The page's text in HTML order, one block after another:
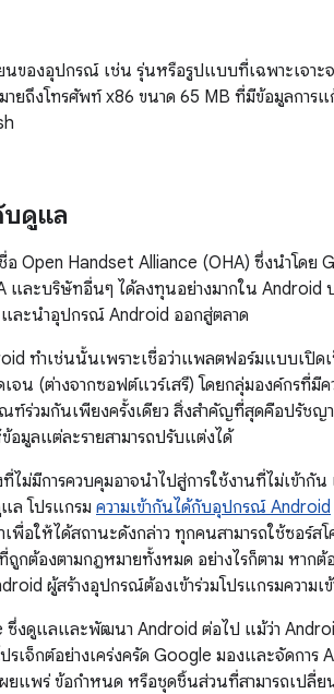
นของอุปกรณ์ เช่น รุ่นหรือรูปแบบที่เฉพาะเจาะ
ายถึงโทรศัพท์ x86 ขนาด 65 MB ที่มีข้อมูลการ
บดูแล
Open Handset Alliance (OHA) ซึ่งนำโดย
และบริษัทอื่นๆ ได้ลงทุนอย่างมากใน Android
ละนำอุปกรณ์ Android ออกสู่ตลาด
ทำเช่นนั้นเพราะเชื่อว่าแพลตฟอร์มแบบเปิด
จน (ต่างจากซอฟต์แวร์เสรี) โดยกลุ่มองค์กรที่มีค
ฑ์ร่วมกันเพียงครั้งเดียว สิ่งสำคัญที่สุดคือปรัช
มูลแต่ละรายสามารถปรับแต่งได้
ม่มีการควบคุมอาจนำไปสู่การใช้งานที่ไม่เข้ากั
ล โปรแกรม ความเข้ากันได้กับอุปกรณ์ Android
พื่อให้ได้สถานะดังกล่าว ทุกคนสามารถใช้ซอร์
กต้องตามกฎหมายทั้งหมด อย่างไรก็ตาม หากต้
ผู้สร้างอุปกรณ์ต้องเข้าร่วมโปรแกรมความ
ซึ่งดูแลและพัฒนา Android ต่อไป แม้ว่า
ปรเจ็กต์อย่างเคร่งครัด Google มองและจัดก
เผยแพร่ ข้อกำหนด หรือชุดชิ้นส่วนที่สามารถเป